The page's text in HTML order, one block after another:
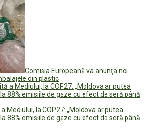
Comisia Europeană va anunţa noi
din plastic
Mediului, la COP27: „Moldova ar putea
88% emisiile de gaze cu efect de seră până